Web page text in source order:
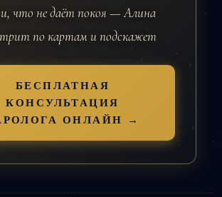
что не даёт покоя — Алина
по картам и подскажет
БЕСПЛАТНАЯ
КОНСУЛЬТАЦИЯ
ОНЛАЙН →